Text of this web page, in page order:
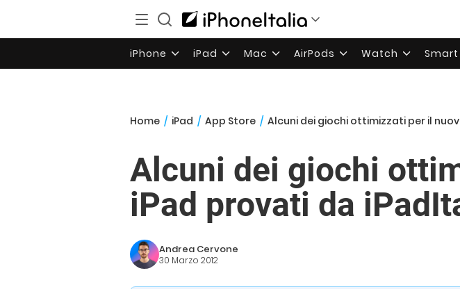
iPhone iPad Mac AirPods Watch Smart
Home / iPad / App Store / Alcuni dei giochi ottimizzati per il
Alcuni dei giochi
iPad provati da
Andrea Cervone
30 Marzo 2012